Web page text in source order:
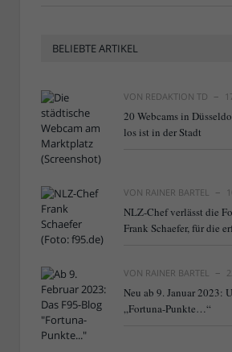
BELIEBTE ARTIKEL
VON REDAKTION TD
20 Webcams in
los ist in der Stadt
VON RAINER BARTEL
NLZ-Chef verlässt die
Frank Schaefer, für die
VON RAINER BARTEL
Neu ab 9. Januar 2023:
„Fortuna-Punkte…“